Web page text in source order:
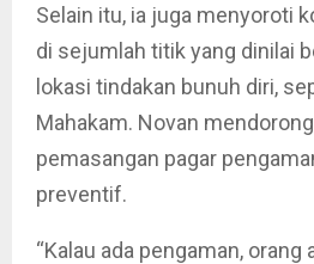
Selain itu, ia juga menyoroti
di sejumlah titik yang dinilai
lokasi tindakan bunuh diri,
Mahakam. Novan
pemasangan pagar
preventif.
“Kalau ada pengaman, orang